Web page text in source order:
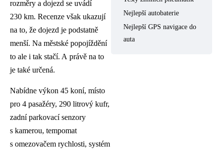
rozměry a dojezd se uvádí
230 km. Recenze však ukazují
na to, že dojezd je podstatně
menší. Na městské popojíždění
to ale i tak stačí. A právě na to
je také určená.
Nabídne výkon 45 koní, místo
pro 4 pasažéry, 290 litrový kufr,
zadní parkovací senzory
s kamerou, tempomat
s omezovačem rychlosti, systém
Nejlepší autobaterie
Nejlepší GPS navigace do
auta